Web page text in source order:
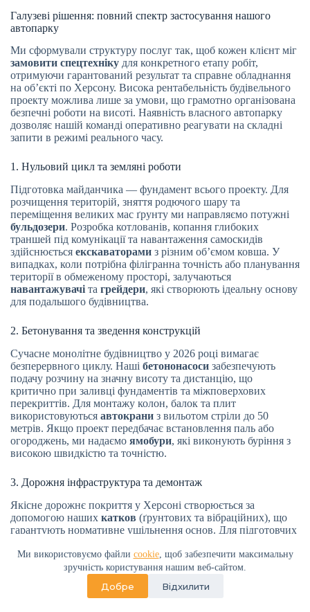
Ми використовуємо файли cookie, щоб забезпечити максимальну
зручність користування нашим веб-сайтом.
Добре Відхилити
Галузеві рішення: повний спектр застосування нашого
автопарку
Ми сформували структуру послуг так, щоб кожен клієнт міг
замовити спецтехніку для конкретного етапу робіт,
отримуючи гарантований результат та справне обладнання
на об’єкті по Херсону. Висока рентабельність будівельного
проекту можлива лише за умови, що грамотно організована
безпечні роботи на висоті. Наявність власного автопарку
дозволяє нашій команді оперативно реагувати на складні
запити в режимі реального часу.
1. Нульовий цикл та земляні роботи
Підготовка майданчика — фундамент всього проекту. Для
розчищення територій, зняття родючого шару та
переміщення великих мас ґрунту ми направляємо потужні
бульдозери. Розробка котлованів, копання глибоких
траншей під комунікації та навантаження самоскидів
здійснюється екскаваторами з різним об’ємом ковша. У
випадках, коли потрібна філігранна точність або планування
території в обмеженому просторі, залучаються
навантажувачі та грейдери, які створюють ідеальну основу
для подальшого будівництва.
2. Бетонування та зведення конструкцій
Сучасне монолітне будівництво у 2026 році вимагає
безперервного циклу. Наші бетононасоси забезпечують
подачу розчину на значну висоту та дистанцію, що
критично при заливці фундаментів та міжповерхових
перекриттів. Для монтажу колон, балок та плит
використовуються автокрани з вильотом стріли до 50
метрів. Якщо проект передбачає встановлення паль або
огороджень, ми надаємо ямобури, які виконують буріння з
високою швидкістю та точністю.
3. Дорожня інфраструктура та демонтаж
Якісне дорожнє покриття у Херсоні створюється за
допомогою наших катков (ґрунтових та вібраційних), що
гарантують нормативне ущільнення основ. Для підготовчих
фундаментів або руйнування скельних порід, техніка
оснащуєтьсягідромолотами. Це дозволяє проводити
демонтажні операції максимально оперативно, готуючи
місце під нову забудову у 2026 році.